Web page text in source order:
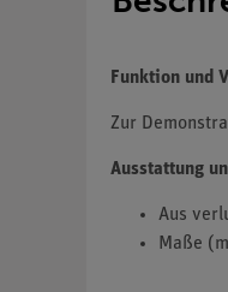
Funktion und
Zur
Ausstattung
Aus
Maße